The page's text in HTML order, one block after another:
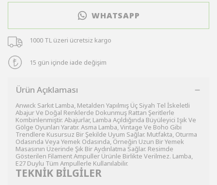
WHATSAPP
1000 TL üzeri ücretsiz kargo
15 gün içinde iade değişim
Ürün Açıklaması
Anwıck Sarkıt Lamba, Metalden Yapılmış Üç Siyah Tel İskeletli
Abajur Ve Doğal Renklerde Dokunmuş Rattan Şeritlerle
Kombinlenmiştir. Abajurlar, Lamba Açıldığında Büyüleyici Işık Ve
Gölge Oyunları Yaratır. Asma Lamba, Vintage Ve Boho Gibi
Trendlere Kusursuz Bir Şekilde Uyum Sağlar. Mutfakta, Oturma
Odasında Veya Yemek Odasında, Örneğin Uzun Bir Yemek
Masasının Üzerinde Şık Bir Aydınlatma Sağlar. Resimde
Gösterilen Filament Ampuller Ürünle Birlikte Verilmez. Lamba,
E27 Duylu Tüm Ampullerle Kullanılabilir.
TEKNİK BİLGİLER